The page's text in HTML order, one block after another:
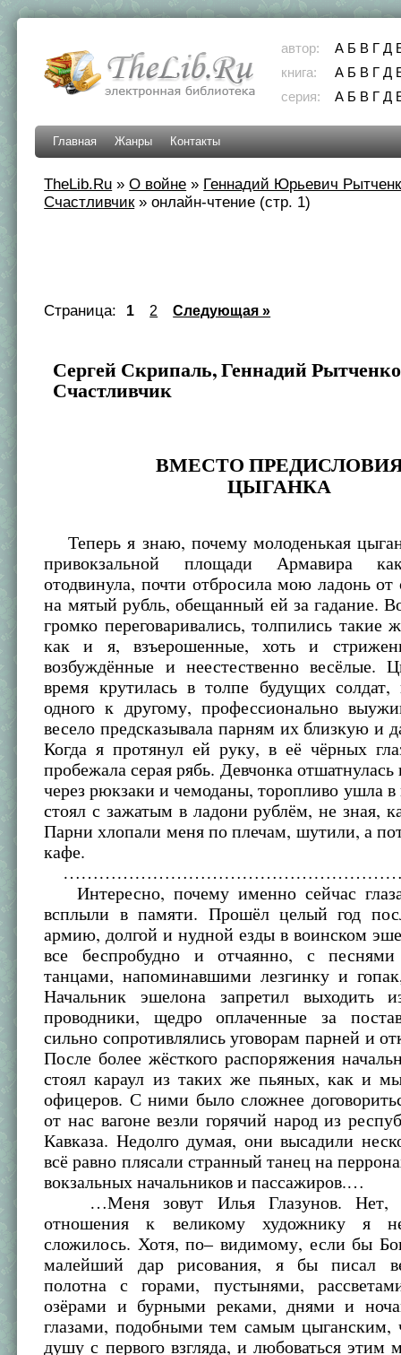
автор: А Б В Г Д
книга:
А Б В Г Д
серия:
А Б В Г Д
Главная Жанры Контакты
TheLib.Ru »О войне » Геннадий Юрьевич
Счастливчик»онлайн-чтение (стр. 1)
Страница: 1 2 Следующая »
Сергей Скрипаль, Геннадий Рытченко
Счастливчик
ВМЕСТО
ЦЫГАНКА
Теперь я знаю, почему молоденькая
привокзальной площади Армавира
отодвинула, почти отбросила мою ладонь от
на мятый рубль, обещанный ей за гадание.
громко переговаривались, толпились такие
как и я, взъерошенные, хоть и
возбуждённые и неестественно весёлые.
время крутилась в толпе будущих солдат,
одного к другому, профессионально
весело предсказывала парням их близкую и
Когда я протянул ей руку, в её чёрных
пробежала серая рябь. Девчонка
через рюкзаки и чемоданы, торопливо ушла в
стоял с зажатым в ладони рублём, не зная,
Парни хлопали меня по плечам, шутили, а
кафе.
Интересно, почему именно сейчас
всплыли в памяти. Прошёл целый год
армию, долгой и нудной езды в воинском
все беспробудно и отчаянно, с
танцами, напоминавшими лезгинку и
Начальник эшелона запретил выходить
проводники, щедро оплаченные за
сильно сопротивлялись уговорам парней и
После более жёсткого распоряжения
стоял караул из таких же пьяных, как и
офицеров. С ними было сложнее
от нас вагоне везли горячий народ из
Кавказа. Недолго думая, они высадили
всё равно плясали странный танец на
вокзальных начальников и пассажиров.…
…Меня зовут Илья Глазунов. Нет,
отношения к великому художнику я
сложилось. Хотя, по– видимому, если бы
малейший дар рисования, я бы писал
полотна с горами, пустынями,
озёрами и бурными реками, днями и
глазами, подобными тем самым цыганским,
душу с первого взгляда, и любоваться